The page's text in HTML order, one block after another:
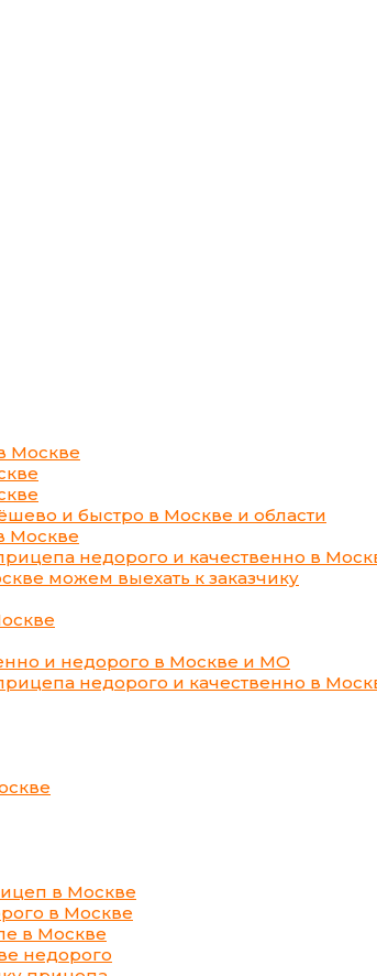
Москве
и быстро в Москве и области
Москве
недорого и качественно в
можем выехать к заказчику
и недорого в Москве и МО
недорого и качественно в
в Москве
в Москве
в Москве
недорого